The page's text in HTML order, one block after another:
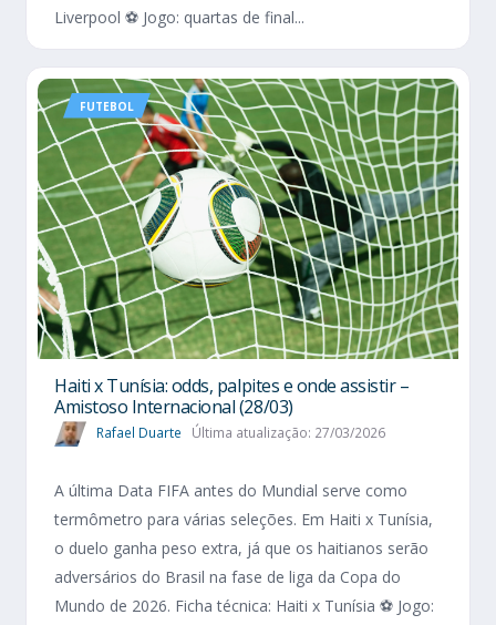
Liverpool ⚽ Jogo: quartas de final...
FUTEBOL
Haiti x Tunísia: odds, palpites e onde assistir –
Amistoso Internacional (28/03)
Rafael Duarte Última atualização: 27/03/2026
A última Data FIFA antes do Mundial serve como
termômetro para várias seleções. Em Haiti x Tunísia,
o duelo ganha peso extra, já que os haitianos serão
adversários do Brasil na fase de liga da Copa do
Mundo de 2026. Ficha técnica: Haiti x Tunísia ⚽ Jogo: